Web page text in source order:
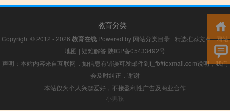
教育分类
Copyright © 2012 - 2026 教育在线 Powered by 网站分类目录 | 精选推荐文章|网站
地图 | 疑难解答 陕ICP备05433492号
声明：本站内容来自互联网，如信息有错误可发邮件到f_fb#foxmail.com说明，我们
会及时纠正，谢谢
本站仅为个人兴趣爱好，不接盈利性广告及商业合作
小男孩